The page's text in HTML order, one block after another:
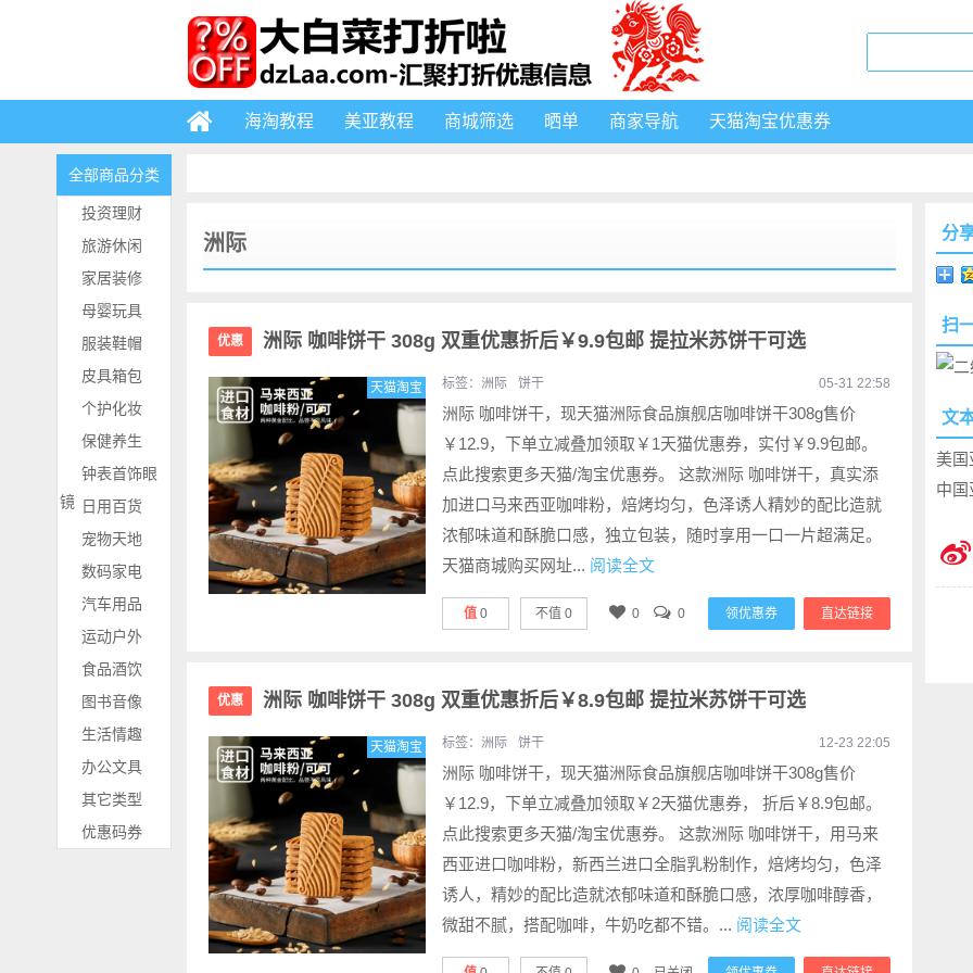
海淘教程 美亚教程 商城筛选 晒单 商家导航 天猫淘宝优惠券
全部商品分类
投资理财
旅游休闲
家居装修
母婴玩具
服装鞋帽
皮具箱包
个护化妆
保健养生
钟表首饰眼
镜 日用百货
宠物天地
数码家电
汽车用品
运动户外
食品酒饮
图书音像
生活情趣
办公文具
其它类型
优惠码券
洲际
优惠 洲际 咖啡饼干 308g 双重优惠折后￥9.9包邮 提拉米苏饼干可选
天猫淘宝 标签： 洲际 饼干 05-31 22:58
洲际 咖啡饼干，现天猫洲际食品旗舰店咖啡饼干308g售价
￥12.9，下单立减叠加领取￥1天猫优惠券，实付￥9.9包邮。
点此搜索更多天猫/淘宝优惠券。 这款洲际 咖啡饼干，真实添
加进口马来西亚咖啡粉，焙烤均匀，色泽诱人精妙的配比造就
浓郁味道和酥脆口感，独立包装，随时享用一口一片超满足。
天猫商城购买网址... 阅读全文
直达链接
领优惠券
值 0 不值 0 0 0
优惠 洲际 咖啡饼干 308g 双重优惠折后￥8.9包邮 提拉米苏饼干可选
天猫淘宝 标签： 洲际 饼干 12-23 22:05
洲际 咖啡饼干，现天猫洲际食品旗舰店咖啡饼干308g售价
￥12.9，下单立减叠加领取￥2天猫优惠券， 折后￥8.9包邮。
点此搜索更多天猫/淘宝优惠券。 这款洲际 咖啡饼干，用马来
西亚进口咖啡粉，新西兰进口全脂乳粉制作，焙烤均匀，色泽
诱人，精妙的配比造就浓郁味道和酥脆口感，浓厚咖啡醇香，
微甜不腻，搭配咖啡，牛奶吃都不错。... 阅读全文
分
扫
文
美国
中国